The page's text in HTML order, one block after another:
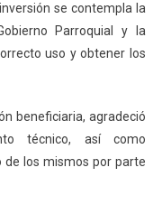
se contempla la
Parroquial y la
uso y obtener los
beneficiaria, agradeció
técnico, así como
los mismos por parte